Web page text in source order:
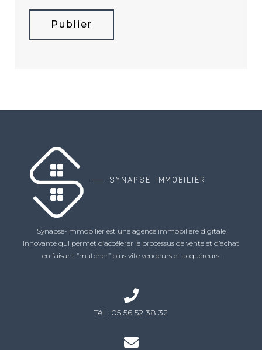
Publier
SYNAPSE IMMOBILIER
Synapse-Immobilier est une agence immobilière digitale
innovante qui permet d’accélerer le processus de vente et d’achat
en faisant “matcher” plus vite vendeurs et acquéreurs.
Tél : 05 56 52 38 32